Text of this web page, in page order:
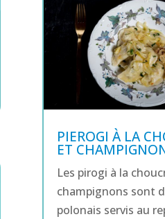
PIEROGI À LA
ET
Les pirogi à la
champignons sont
polonais servis au